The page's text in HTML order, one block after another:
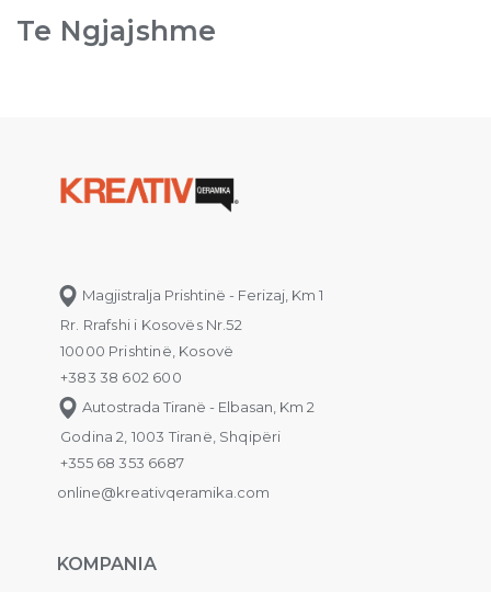
Te Ngjajshme
Magjistralja Prishtinë - Ferizaj, Km 1
Rr. Rrafshi i Kosovës Nr.52
10000 Prishtinë, Kosovë
+383 38 602 600
Autostrada Tiranë - Elbasan, Km 2
Godina 2, 1003 Tiranë, Shqipëri
+355 68 353 6687
online@kreativqeramika.com
KOMPANIA